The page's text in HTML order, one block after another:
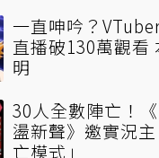
一直呻吟？
直播破130萬觀看
明
30人全數陣亡！
盪新聲》邀實況
亡模式」